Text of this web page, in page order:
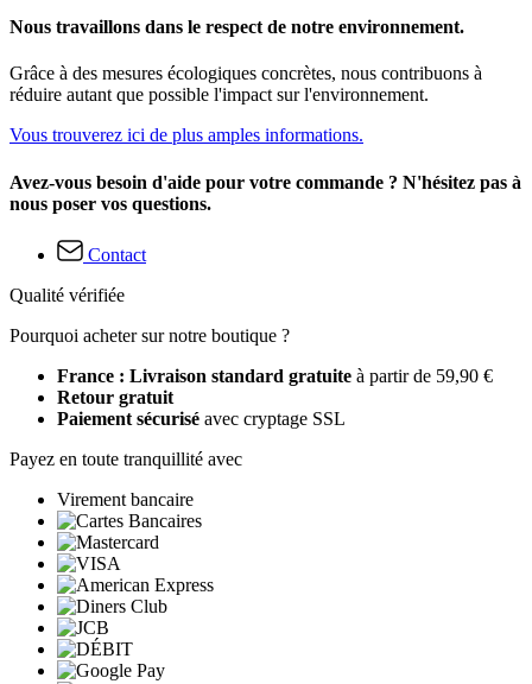
Nous travaillons dans le respect de notre environnement.
Grâce à des mesures écologiques concrètes, nous contribuons à
réduire autant que possible l'impact sur l'environnement.
Vous trouverez ici de plus amples informations.
Avez-vous besoin d'aide pour votre commande ? N'hésitez pas à
nous poser vos questions.
Contact
Qualité vérifiée
Pourquoi acheter sur notre boutique ?
France : Livraison standard gratuite à partir de 59,90 €
Retour gratuit
Paiement sécurisé avec cryptage SSL
Payez en toute tranquillité avec
Virement bancaire